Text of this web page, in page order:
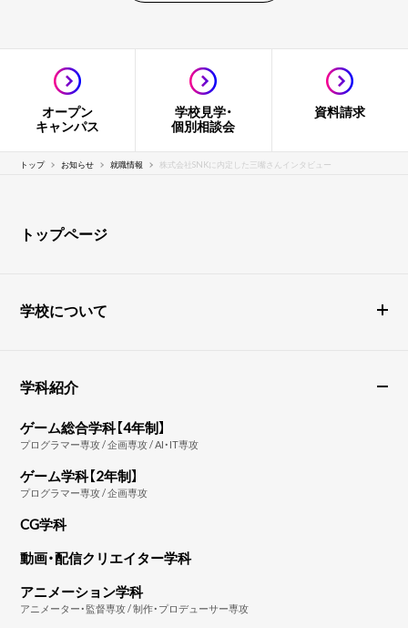
オープン
キャンパス
学校見学・
個別相談会
資料請求
トップ お知らせ 就職情報 株式会社SNKに内定した三嘴さんインタビュー
トップページ
学校について
学科紹介
ゲーム総合学科【4年制】
プログラマー専攻 / 企画専攻 / AI・IT専攻
ゲーム学科【2年制】
プログラマー専攻 / 企画専攻
CG学科
動画・配信クリエイター学科
アニメーション学科
アニメーター・監督専攻 / 制作・プロデューサー専攻